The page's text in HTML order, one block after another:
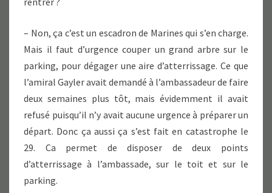
– Non, ça c’est un escadron de Marines qui s’en charge.
Mais il faut d’urgence couper un grand arbre sur le
parking, pour dégager une aire d’atterrissage. Ce que
l’amiral Gayler avait demandé à l’ambassadeur de faire
deux semaines plus tôt, mais évidemment il avait
refusé puisqu’il n’y avait aucune urgence à préparer un
départ. Donc ça aussi ça s’est fait en catastrophe le
29. Ca permet de disposer de deux points
d’atterrissage à l’ambassade, sur le toit et sur le
parking.